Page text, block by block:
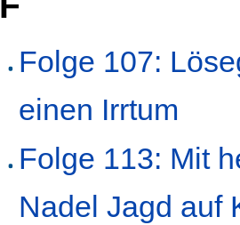
Folge 107:
einen Irrtum
Folge 113: Mit
Nadel Jagd auf